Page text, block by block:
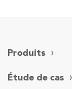
offrant une
Produits
Étude de cas